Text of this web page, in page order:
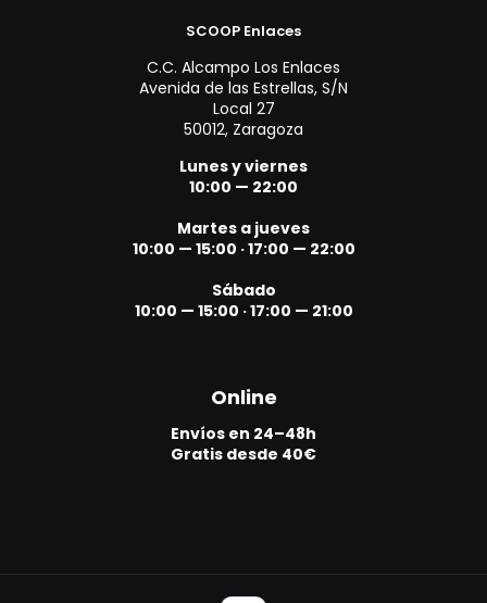
SCOOP Enlaces
C.C. Alcampo Los Enlaces
Avenida de las Estrellas, S/N
Local 27
50012, Zaragoza
Lunes y viernes
10:00 — 22:00
Martes a jueves
10:00 — 15:00 ·17:00 — 22:00
Sábado
10:00 — 15:00 ·17:00 — 21:00
Online
Envíos en 24–48h
Gratis desde 40€